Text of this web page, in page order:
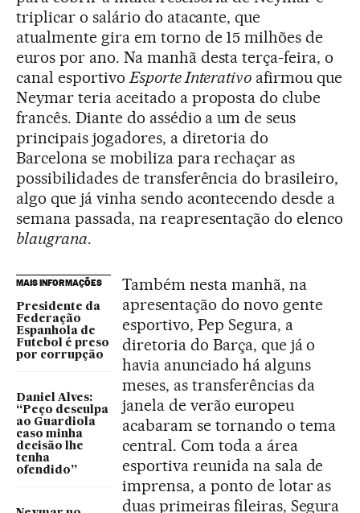
triplicar o salário do atacante, que
atualmente gira em torno de 15 milhões de
euros por ano. Na manhã desta terça-feira, o
canal esportivo Esporte Interativo afirmou que
Neymar teria aceitado a proposta do clube
francês. Diante do assédio a um de seus
principais jogadores, a diretoria do
Barcelona se mobiliza para rechaçar as
possibilidades de transferência do brasileiro,
algo que já vinha sendo acontecendo desde a
semana passada, na reapresentação do elenco
blaugrana.
MAIS INFORMAÇÕES
Presidente da
Federação
Espanhola de
Futebol é preso
por corrupção
Daniel Alves:
“Peço desculpa
ao Guardiola
caso minha
decisão lhe
tenha
ofendido”
Também nesta manhã, na
apresentação do novo gente
esportivo, Pep Segura, a
diretoria do Barça, que já o
havia anunciado há alguns
meses, as transferências da
janela de verão europeu
acabaram se tornando o tema
central. Com toda a área
esportiva reunida na sala de
imprensa, a ponto de lotar as
duas primeiras fileiras, Segura